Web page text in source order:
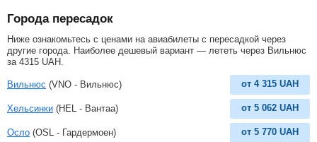
Города пересадок
Ниже ознакомьтесь с ценами на авиабилеты с пересадкой через
другие города. Наиболее дешевый вариант — лететь через Вильнюс
за 4315 UAH
Вильнюс (VNO - Вильнюс) от 4 315 UAH
Хельсинки (HEL - Вантаа) от 5 062 UAH
Осло (OSL - Гардермоен) от 5 770 UAH